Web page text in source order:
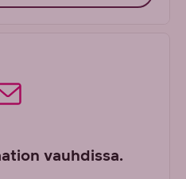
vauhdissa.